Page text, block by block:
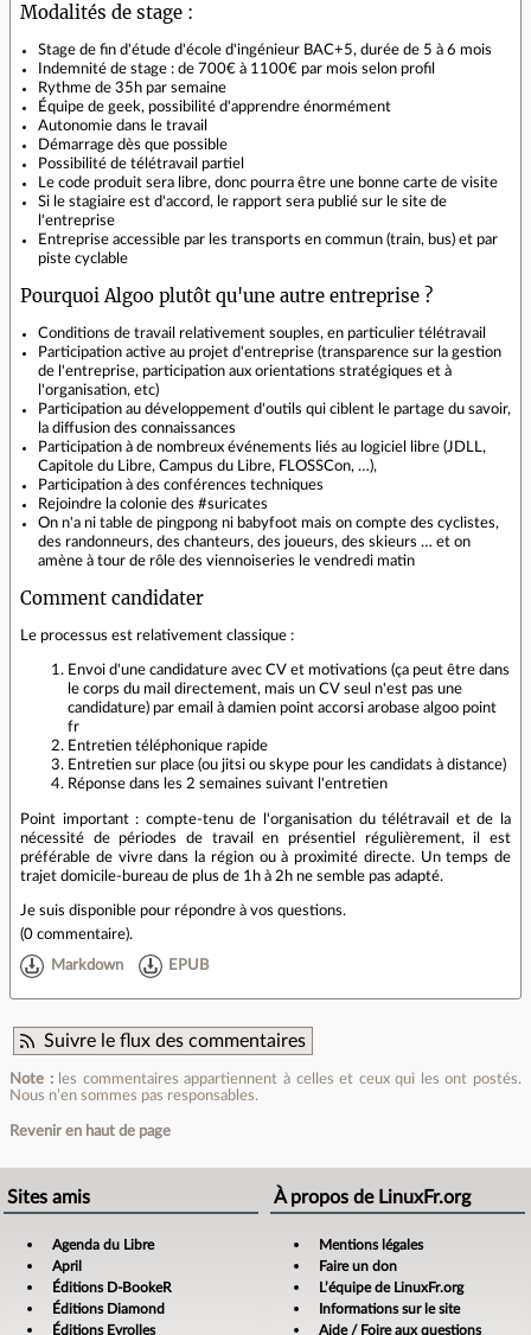
Modalités de stage :
Stage de fin d'étude d'école d'ingénieur BAC+5, durée de 5 à 6 mois
Indemnité de stage : de 700€ à 1100€ par mois selon profil
Rythme de 35h par semaine
Équipe de geek, possibilité d'apprendre énormément
Autonomie dans le travail
Démarrage dès que possible
Possibilité de télétravail partiel
Le code produit sera libre, donc pourra être une bonne carte de visite
Si le stagiaire est d'accord, le rapport sera publié sur le site de
l'entreprise
Entreprise accessible par les transports en commun (train, bus) et par
piste cyclable
Pourquoi Algoo plutôt qu'une autre entreprise ?
Conditions de travail relativement souples, en particulier télétravail
Participation active au projet d'entreprise (transparence sur la gestion
de l'entreprise, participation aux orientations stratégiques et à
l'organisation, etc)
Participation au développement d'outils qui ciblent le partage du savoir,
la diffusion des connaissances
Participation à de nombreux événements liés au logiciel libre (JDLL,
Capitole du Libre, Campus du Libre, FLOSSCon, …),
Participation à des conférences techniques
Rejoindre la colonie des #suricates
On n'a ni table de pingpong ni babyfoot mais on compte des cyclistes,
des randonneurs, des chanteurs, des joueurs, des skieurs … et on
amène à tour de rôle des viennoiseries le vendredi matin
Comment candidater
Le processus est relativement classique :
Envoi d'une candidature avec CV et motivations (ça peut être dans
le corps du mail directement, mais un CV seul n'est pas une
candidature) par email à damien point accorsi arobase algoo point
fr
Entretien téléphonique rapide
Entretien sur place (ou jitsi ou skype pour les candidats à distance)
Réponse dans les 2 semaines suivant l'entretien
Point important : compte-tenu de l'organisation du télétravail et de la
nécessité de périodes de travail en présentiel régulièrement, il est
préférable de vivre dans la région ou à proximité directe. Un temps de
trajet domicile-bureau de plus de 1h à 2h ne semble pas adapté.
Je suis disponible pour répondre à vos questions.
(0 commentaire).
Markdown EPUB
Suivre le flux des commentaires
Note :les commentaires appartiennent à celles et ceux qui les ont postés.
Nous n’en sommes pas responsables.
Revenir en haut de page
Sites amis
Agenda du Libre
April
Éditions D-BookeR
Éditions Diamond
Éditions Eyrolles
À propos de LinuxFr.org
Mentions légales
Faire un don
L’équipe de LinuxFr.org
Informations sur le site
Aide / Foire aux questions